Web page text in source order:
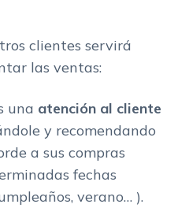
clientes servirá
las ventas:
una atención al cliente
y recomendando
a sus compras
fechas
verano… ).